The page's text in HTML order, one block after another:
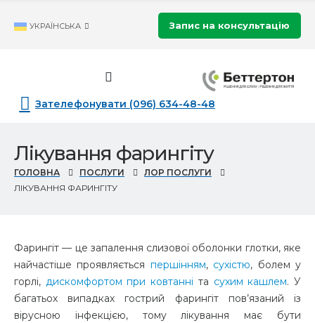
УКРАЇНСЬКА Запис на консультацію
Зателефонувати (096) 634-48-48
Лікування фарингіту
ГОЛОВНА ПОСЛУГИ
ЛОР ПОСЛУГИ
ЛІКУВАННЯ ФАРИНГІТУ
Фарингіт — це запалення слизової оболонки глотки, яке
найчастіше проявляється першінням, сухістю, болем у
горлі, дискомфортом при ковтанні та сухим кашлем. У
багатьох випадках гострий фарингіт пов’язаний із
вірусною інфекцією, тому лікування має бути